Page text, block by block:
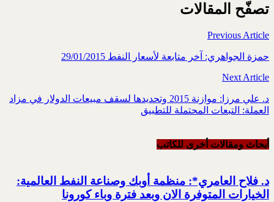
تصفّح المقالات
Previous Article
حمزة الجواهري: آخر متابعة لأسعار النفط 29/01/2015
Next Article
د. علي مرزا: موازنة 2015 وتحديدها لسقف مبيعات الدولار في مزاد
العملة: التبعات المحتملة للتطبيق
أبحاث ومقالات أخرى للکاتب
د. فلاح العامري*: منظمة أوبك وصناعة النفط العالمية:
الخيارات المتوفرة الان وبعد فترة وباء كورونا